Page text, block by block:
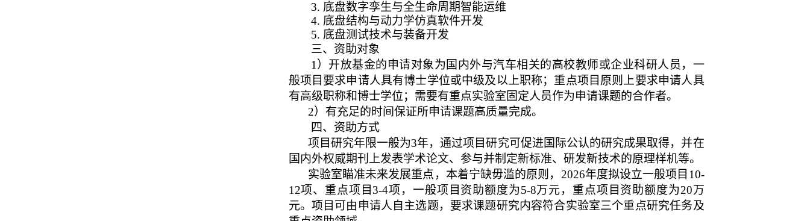
3. 底盘数字孪生与全生命周期智能运维
4. 底盘结构与动力学仿真软件开发
5. 底盘测试技术与装备开发
三、资助对象
1 ）开放基金的申请对象为国内外与汽车相关的高校教师或企业科研人员，一
般项目要求申请人具有博士学位或中级及以上职称；重点项目原则上要求申请人具
有高级职称和博士学位；需要有重点实验室固定人员作为申请课题的合作者。
2）有充足的时间保证所申请课题高质量完成。
四、资助方式
项目研究年限一般为3年，通过项目研究可促进国际公认的研究成果取得，并在
国内外权威期刊上发表学术论文、参与并制定新标准、研发新技术的原理样机等。
实验室瞄准未来发展重点，本着宁缺毋滥的原则， 2026年度拟设立一般项目 10-
12项、重点项目 3-4项，一般项目资助额度为5-8万元，重点项目资助额度为20万
元。项目可由申请人自主选题，要求课题研究内容符合实验室三个重点研究任务及